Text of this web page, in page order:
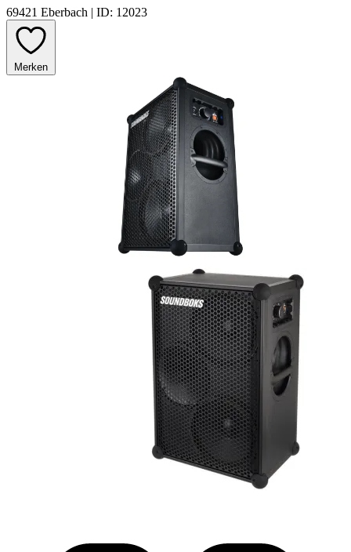
69421 Eberbach | ID: 12023
Merken